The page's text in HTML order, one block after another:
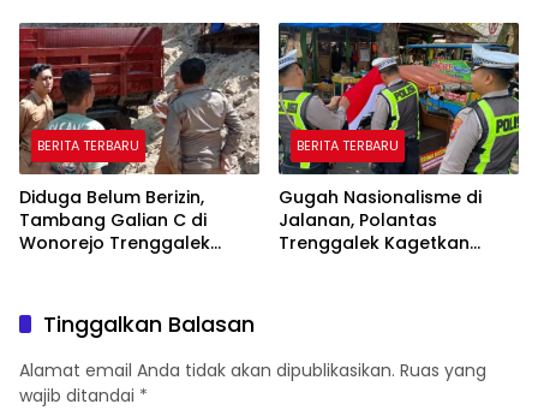
Pelatihan AI
BERITA TERBARU
Diduga Belum Berizin,
Tambang Galian C di
Wonorejo Trenggalek
BERITA TERBARU
Gugah Nasionalisme di
Jalanan, Polantas
Trenggalek Kagetkan
Tinggalkan Balasan
Alamat email Anda tidak akan dipublikasikan. Ruas yang
wajib ditandai *